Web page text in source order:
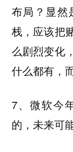
布局？显然
栈，应该把
么剧烈变化
什么都有，
7、 微软今
的，未来可